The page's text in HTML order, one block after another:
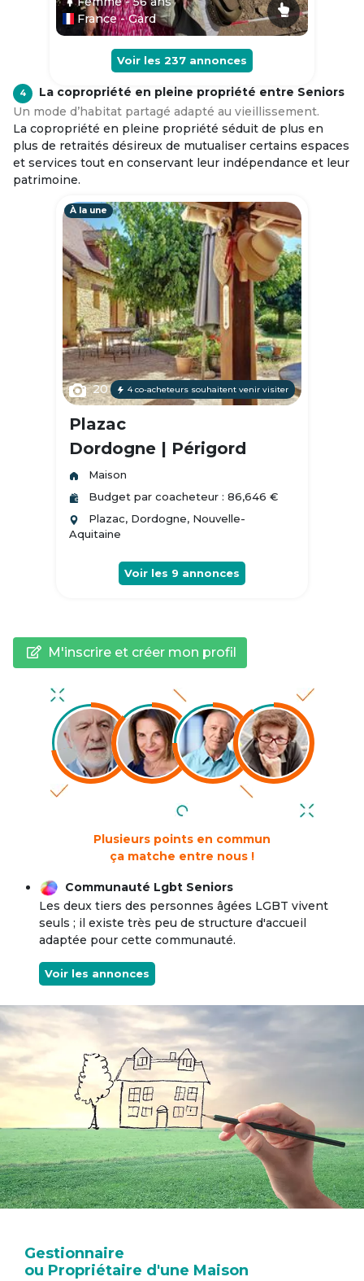
France - Gard
Voir les 237 annonces
4
La copropriété en pleine propriété entre Seniors
Un mode d’habitat partagé adapté au vieillissement.
La copropriété en pleine propriété séduit de plus en
plus de retraités désireux de mutualiser certains espaces
et services tout en conservant leur indépendance et leur
patrimoine.
À la une
20 4 co-acheteurs souhaitent venir visiter
Plazac
Dordogne | Périgord
Maison
Budget par coacheteur : 86,646 €
Plazac, Dordogne, Nouvelle-
Aquitaine
Voir les 9 annonces
M'inscrire et créer mon profil
Plusieurs points en commun
ça matche entre nous !
Communauté Lgbt Seniors
Les deux tiers des personnes âgées LGBT vivent
seuls ; il existe très peu de structure d'accueil
adaptée pour cette communauté.
Voir les annonces
Gestionnaire
ou Propriétaire d'une Maison